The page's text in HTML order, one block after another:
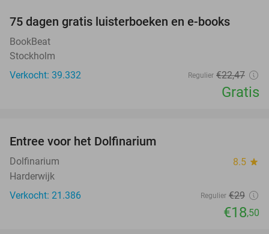
75 dagen gratis luisterboeken en e-books
BookBeat
Stockholm
Verkocht: 39.332
Regulier €22,47
Gratis
Entree voor het Dolfinarium
Dolfinarium 8.5 star
Harderwijk
Verkocht: 21.386
Regulier €29
€18,50